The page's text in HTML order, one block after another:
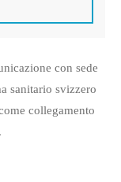
con sede
sanitario svizzero
collegamento